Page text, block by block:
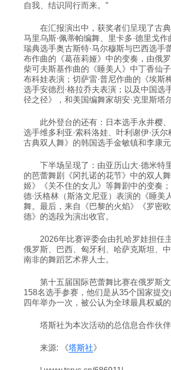
自我、结识同行而来。”
在汇报演出中，获奖者们呈现了古
马里乌斯·佩蒂帕编舞、里卡多·德里戈
瑞典选手奥古斯特·马尔穆斯与巴西选手
布作曲的《葛蓓莉娅》中的变奏，由俄
柴可夫斯基作曲的《睡美人》中丁香仙
布科娃表演；切萨雷·普尼作曲的《埃
选手安德烈·格拉乔夫表演；以及中国
径之径》，和美国编舞家胡安·克里斯塔
此外登台的还有：日本选手永井樱
选手维多利亚·索科洛娃、叶利谢伊·沃
古典双人舞》的韩国选手金敏镇和李康元
下半场呈现了：由亚历山大·德米特
的芭蕾舞剧《冈扎诺的花节》中的双人
姬》《关不住的女儿》等舞剧中的变奏
德·沃格林（斯洛文尼亚）表演的《睡美
舞。最后，来自《巴黎的火焰》《罗密
德》的选段为演出收官。
2026年比赛评委会由扎哈罗娃担任
俄罗斯、巴西、匈牙利、哈萨克斯坦、
南非的舞蹈艺术界人士。
第十五届国际芭蕾舞比赛在俄罗斯
158名选手参赛，他们是从35个国家提
四年举办一次，被公认为全球最具权威
塔斯社为本次活动的总信息合作伙伴
来源: 《塔斯社》